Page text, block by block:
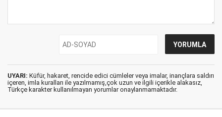
UYARI: Küfür, hakaret, rencide edici cümleler veya imalar, inançlara saldırı
içeren, imla kuralları ile yazılmamış,çok uzun ve ilgili içerikle alakasız,
Türkçe karakter kullanılmayan yorumlar onaylanmamaktadır.